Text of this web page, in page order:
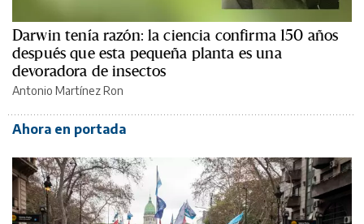
Darwin tenía razón: la ciencia confirma 150 años
después que esta pequeña planta es una
devoradora de insectos
Antonio Martínez Ron
Ahora en portada